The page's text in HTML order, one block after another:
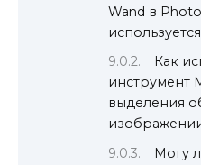
Wand в
Как
инструмент
выделения
Могу